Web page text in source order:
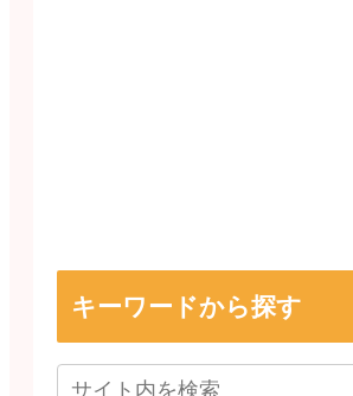
キーワードから探す